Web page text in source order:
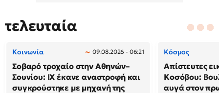
τελευταία
Κοινωνία 09.08.2026 - 06:21
Σοβαρό τροχαίο στην Αθηνών–
Σουνίου: ΙΧ έκανε αναστροφή και
συγκρούστηκε με μηχανή της
Κόσμος
Απίστευτες
Κοσόβου:
αυγά στον